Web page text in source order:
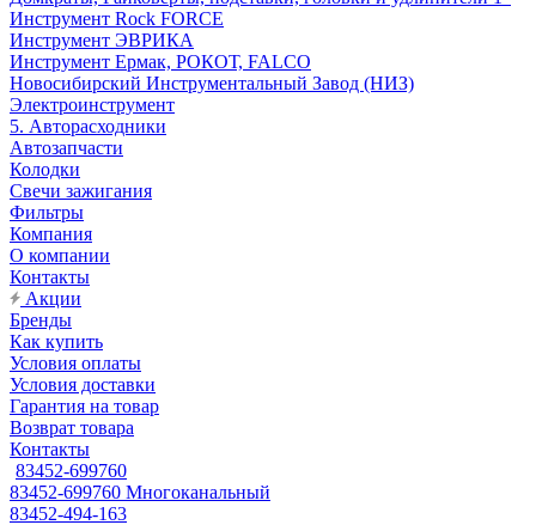
Инструмент Rock FORCE
Инструмент ЭВРИКА
Инструмент Ермак, РОКОТ, FALCO
Новосибирский Инструментальный Завод (НИЗ)
Электроинструмент
5. Авторасходники
Автозапчасти
Колодки
Свечи зажигания
Фильтры
Компания
О компании
Контакты
Акции
Бренды
Как купить
Условия оплаты
Условия доставки
Гарантия на товар
Возврат товара
Контакты
83452-699760
83452-699760 Многоканальный
83452-494-163